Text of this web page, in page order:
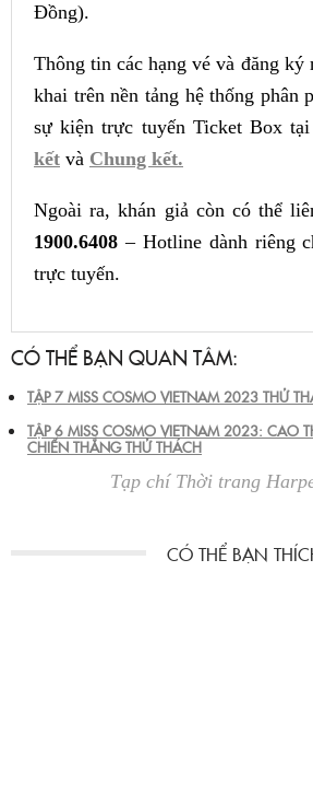
Đồng).
Thông tin các hạng vé và đăng ký
khai trên nền tảng hệ thống phân
sự kiện trực tuyến Ticket Box
kết và Chung kết.
Ngoài ra, khán giả còn có thể
1900.6408 – Hotline dành riêng
trực tuyến.
CÓ THỂ BẠN QUAN TÂM:
TẬP 7 MISS COSMO VIETNAM 2023 THỬ
TẬP 6 MISS COSMO VIETNAM 2023: CAO
CHIẾN THẮNG THỬ THÁCH
Tạp chí Thời trang